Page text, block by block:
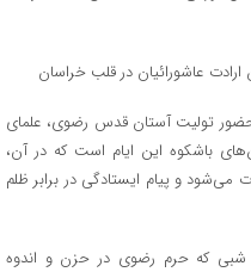
تولیت آستان قدس رضوی، علمای
باشکوه این ایام است که در آن،
و پیام ایستادگی در برابر ظلم
شبی که حرم رضوی در حزن و اندوه